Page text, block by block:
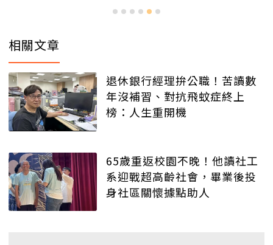
相關文章
退休銀行經理拚公職！苦讀數
年沒補習、對抗飛蚊症終上
榜：人生重開機
65歲重返校園不晚！他讀社工
系迎戰超高齡社會，畢業後投
身社區關懷據點助人